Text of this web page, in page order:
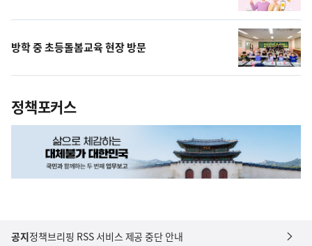
방학 중 초등돌봄교육 현장 방문
정책포커스
공지정책브리핑 RSS 서비스 제공 중단 안내